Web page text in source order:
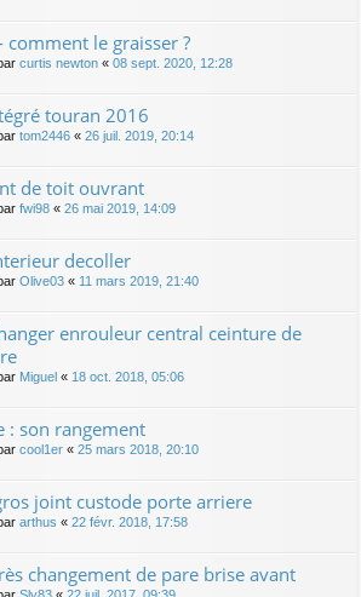
le graisser ?
curtis newton « 08 sept. 2020, 12:28
touran 2016
tom2446 « 26 juil. 2019, 20:14
de toit ouvrant
fwi98 « 26 mai 2019, 14:09
decoller
Olive03 « 11 mars 2019, 21:40
enrouleur central ceinture de
Miguel « 18 oct. 2018, 05:06
: son rangement
cool1er « 25 mars 2018, 20:10
joint custode porte arriere
arthus « 22 févr. 2018, 17:58
changement de pare brise avant